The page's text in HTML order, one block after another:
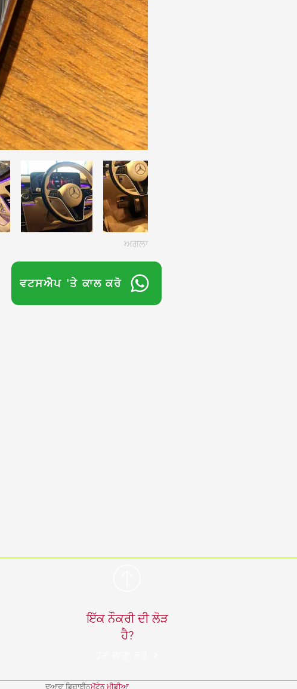
ਅਗਲਾ
ਵਟਸਐਪ 'ਤੇ ਕਾਲ ਕਰੋ
ਇੱਕ ਨੌਕਰੀ ਦੀ ਲੋੜ
ਹੈ?
ਦੁਆਰਾ ਡਿਜ਼ਾਈਨਮੋਂਟੇਨ ਮੀਡੀਆ